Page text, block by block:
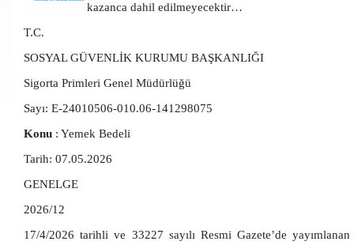
kazanca dahil edilmeyecektir…
T.C.
SOSYAL GÜVENLİK KURUMU BAŞKANLIĞI
Sigorta Primleri Genel Müdürlüğü
Sayı: E-24010506-010.06-141298075
Konu : Yemek Bedeli
Tarih: 07.05.2026
GENELGE
2026/12
17/4/2026 tarihli ve 33227 sayılı Resmi Gazete’de